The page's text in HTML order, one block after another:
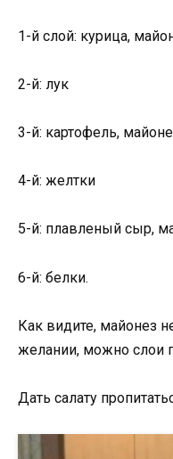
1-й слой: курица,
2-й: лук
3-й: картофель,
4-й: желтки
5-й: плавленый сыр,
6-й: белки.
Как видите, майонез
желании, можно слои
Дать салату